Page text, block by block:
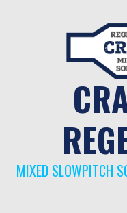
MIXED SLOWPITCH